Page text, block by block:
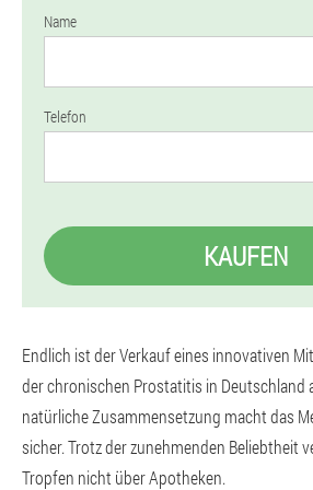
Name
Telefon
KAUFEN
Endlich ist der Verkauf eines innovativen
der chronischen Prostatitis in Deutschland
natürliche Zusammensetzung macht das
sicher. Trotz der zunehmenden Beliebtheit
Tropfen nicht über Apotheken.